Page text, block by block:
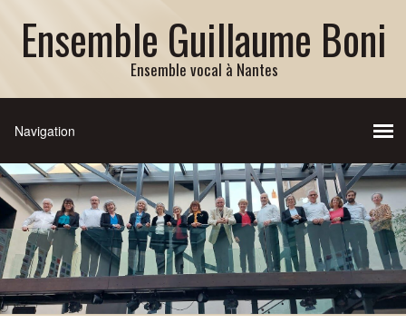
Ensemble Guillaume Boni
Ensemble vocal à Nantes